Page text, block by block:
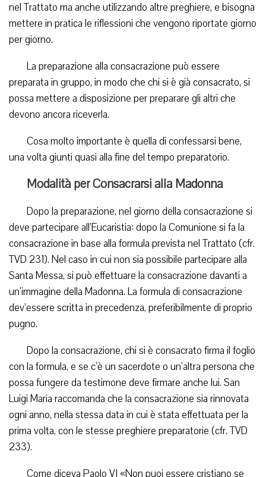
nel Trattato ma anche utilizzando altre preghiere, e bisogna
mettere in pratica le riflessioni che vengono riportate giorno
per giorno.
La preparazione alla consacrazione può essere
preparata in gruppo, in modo che chi si è già consacrato, si
possa mettere a disposizione per preparare gli altri che
devono ancora riceverla.
Cosa molto importante è quella di confessarsi bene,
una volta giunti quasi alla fine del tempo preparatorio.
Modalità per Consacrarsi alla Madonna
Dopo la preparazione, nel giorno della consacrazione si
deve partecipare all’Eucaristia: dopo la Comunione si fa la
consacrazione in base alla formula prevista nel Trattato (cfr.
TVD 231). Nel caso in cui non sia possibile partecipare alla
Santa Messa, si può effettuare la consacrazione davanti a
un’immagine della Madonna. La formula di consacrazione
dev’essere scritta in precedenza, preferibilmente di proprio
pugno.
Dopo la consacrazione, chi si è consacrato firma il foglio
con la formula, e se c’è un sacerdote o un’altra persona che
possa fungere da testimone deve firmare anche lui. San
Luigi Maria raccomanda che la consacrazione sia rinnovata
ogni anno, nella stessa data in cui è stata effettuata per la
prima volta, con le stesse preghiere preparatorie (cfr. TVD
233).
Come diceva Paolo VI «Non puoi essere cristiano se